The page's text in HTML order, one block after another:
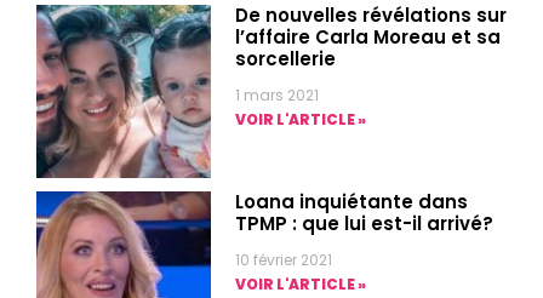
De nouvelles révélations sur
l’affaire Carla Moreau et sa
sorcellerie
1 mars 2021
VOIR L'ARTICLE »
Loana inquiétante dans
TPMP : que lui est-il arrivé?
10 février 2021
VOIR L'ARTICLE »